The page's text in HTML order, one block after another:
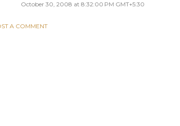
October 30, 2008 at 8:32:00 PM GMT+5:30
A COMMENT